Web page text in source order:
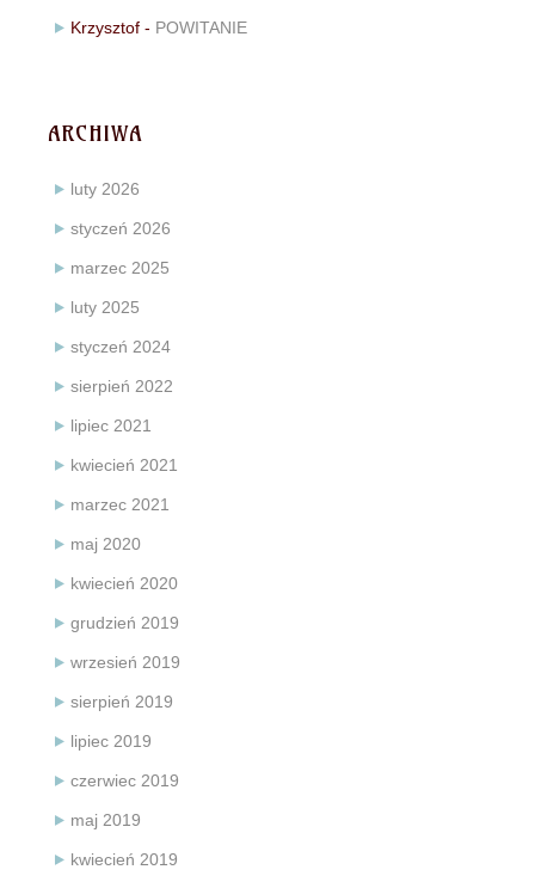
Krzysztof - POWITANIE
ARCHIWA
luty 2026
styczeń 2026
marzec 2025
luty 2025
styczeń 2024
sierpień 2022
lipiec 2021
kwiecień 2021
marzec 2021
maj 2020
kwiecień 2020
grudzień 2019
wrzesień 2019
sierpień 2019
lipiec 2019
czerwiec 2019
maj 2019
kwiecień 2019